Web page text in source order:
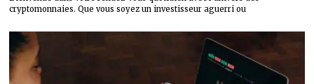
cryptomonnaies. Que vous soyez un investisseur aguerri ou